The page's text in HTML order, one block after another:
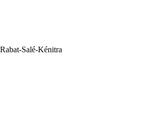
Salé-Kénitra